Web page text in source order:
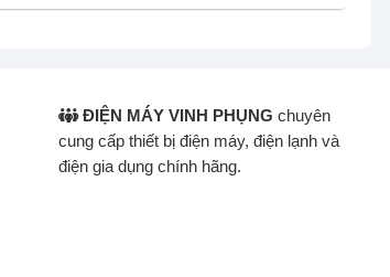
ĐIỆN MÁY VINH PHỤNG chuyên
cung cấp thiết bị điện máy, điện lạnh và
điện gia dụng chính hãng.